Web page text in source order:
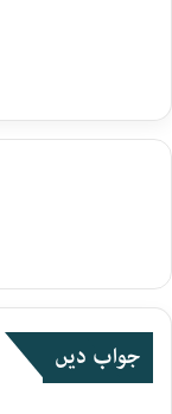
جواب دیں